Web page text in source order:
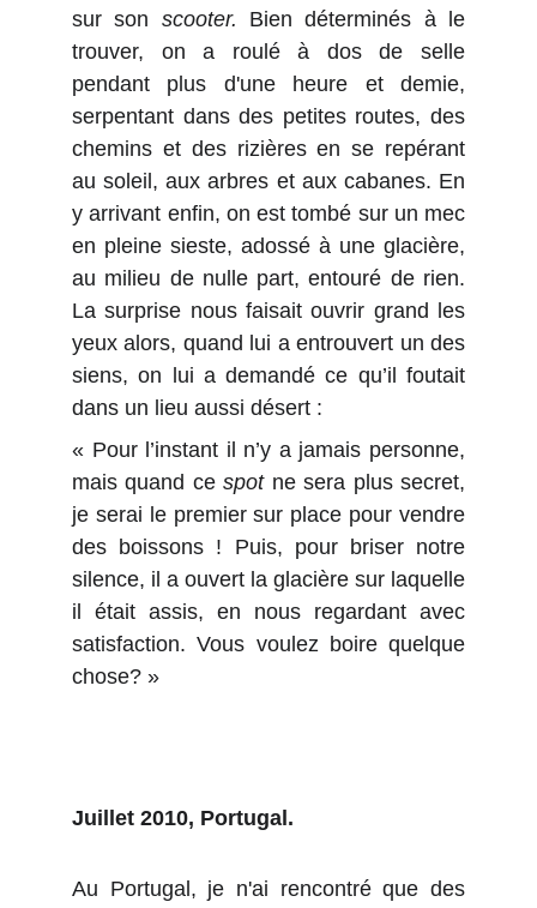
sur son scooter. Bien déterminés à le
trouver, on a roulé à dos de selle
pendant plus d'une heure et demie,
serpentant dans des petites routes, des
chemins et des rizières en se repérant
au soleil, aux arbres et aux cabanes. En
y arrivant enfin, on est tombé sur un mec
en pleine sieste, adossé à une glacière,
au milieu de nulle part, entouré de rien.
La surprise nous faisait ouvrir grand les
yeux alors, quand lui a entrouvert un des
siens, on lui a demandé ce qu’il foutait
dans un lieu aussi désert :
« Pour l’instant il n’y a jamais personne,
mais quand cespotne sera plus secret,
je serai le premier sur place pour vendre
des boissons ! Puis, pour briser notre
silence, il a ouvert la glacière sur laquelle
il était assis, en nous regardant avec
satisfaction. Vous voulez boire quelque
chose? »
Juillet 2010, Portugal.
Au Portugal, je n'ai rencontré que des